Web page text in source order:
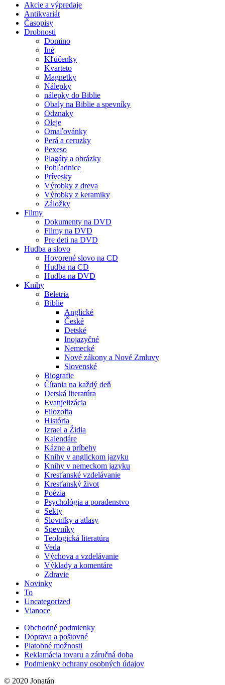
Akcie a výpredaje
Antikvariát
Časopisy
Drobnosti
Domino
Iné
Kľúčenky
Kvarteto
Magnetky
Nálepky
nálepky do Biblie
Obaly na Biblie a spevníky
Odznaky
Oleje
Omaľovánky
Perá a ceruzky
Pexeso
Plagáty a obrázky
Pohľadnice
Prívesky
Výrobky z dreva
Výrobky z keramiky
Záložky
Filmy
Dokumenty na DVD
Filmy na DVD
Pre deti na DVD
Hudba a slovo
Hovorené slovo na CD
Hudba na CD
Hudba na DVD
Knihy
Beletria
Biblie
Anglické
České
Detské
Inojazyčné
Nemecké
Nové zákony a Nové Zmluvy
Slovenské
Biografie
Čítania na každý deň
Detská literatúra
Evanjelizácia
Filozofia
História
Izrael a Židia
Kalendáre
Kázne a príbehy
Knihy v anglickom jazyku
Knihy v nemeckom jazyku
Kresťanské vzdelávanie
Kresťanský život
Poézia
Psychológia a poradenstvo
Sekty
Slovníky a atlasy
Spevníky
Teologická literatúra
Veda
Výchova a vzdelávanie
Výklady a komentáre
Zdravie
Novinky
To
Uncategorized
Vianoce
Obchodné podmienky
Doprava a poštovné
Platobné možnosti
Reklamácia tovaru a záručná doba
Podmienky ochrany osobných údajov
© 2020 Jonatán